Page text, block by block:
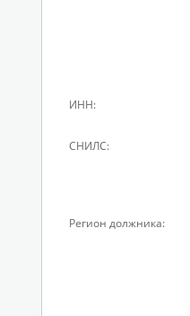
ИНН:
СНИЛС:
Регион должника: